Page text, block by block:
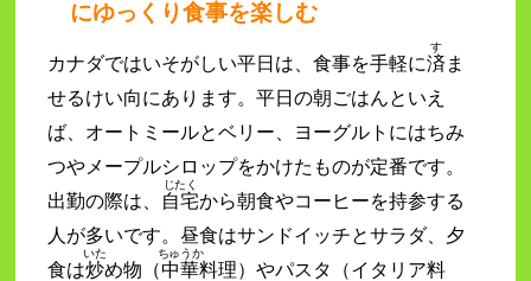
にゆっくり食事を楽しむ
カナダではいそがしい平日は、食事を手軽に済
す
ま
せるけい向にあります。平日の朝ごはんといえ
ば、オートミールとベリー、ヨーグルトにはちみ
つやメープルシロップをかけたものが定番です。
出勤の際は、 自宅
じたく
から朝食やコーヒーを持参する
人が多いです。昼食はサンドイッチとサラダ、夕
食は炒
いた
め物（中華
ちゅうか
料理）やパスタ（イタリア料